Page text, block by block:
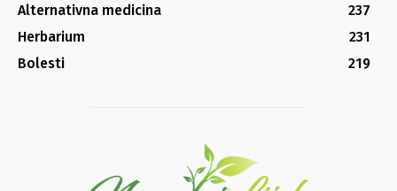
Alternativna medicina
237
Herbarium
231
Bolesti
219